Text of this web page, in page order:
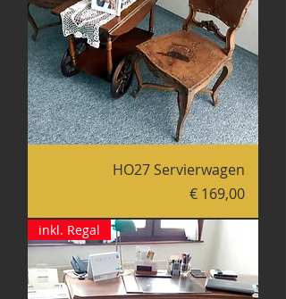
HO27 Servierwagen
Preis
€ 169,00
inkl. Regal